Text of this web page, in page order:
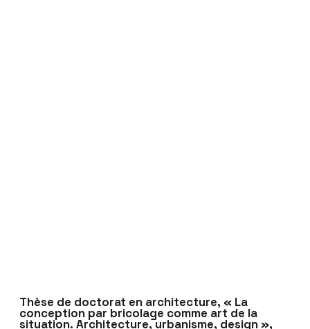
Thèse de doctorat en architecture, « La
conception par bricolage comme art de la
situation. Architecture, urbanisme, design »,